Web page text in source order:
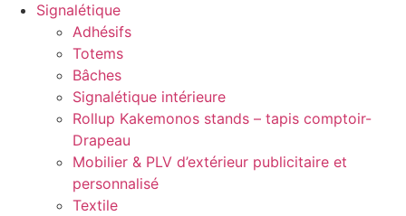
Signalétique
Adhésifs
Totems
Bâches
Signalétique intérieure
Rollup Kakemonos stands – tapis comptoir-
Drapeau
Mobilier & PLV d’extérieur publicitaire et
personnalisé
Textile